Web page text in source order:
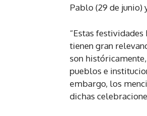
Pablo (29 de junio)
“Estas
tienen gran
son
pueblos e
embargo, los
dichas